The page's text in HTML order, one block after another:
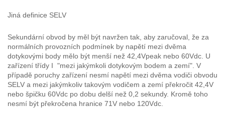
Jiná definice SELV
Sekundární obvod by měl být navržen tak, aby zaručoval, že za
normálních provozních podmínek by napětí mezi dvěma
dotykovými body mělo být menší než 42,4Vpeak nebo 60Vdc. U
zařízení třídy I "mezi jakýmkoli dotykovým bodem a zemí". V
případě poruchy zařízení nesmí napětí mezi dvěma vodiči obvodu
SELV a mezi jakýmkoliv takovým vodičem a zemí překročit 42,4V
nebo špičku 60Vdc po dobu delší než 0,2 sekundy. Kromě toho
nesmí být překročena hranice 71V nebo 120Vdc.